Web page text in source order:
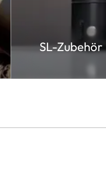
SL-Zubehör